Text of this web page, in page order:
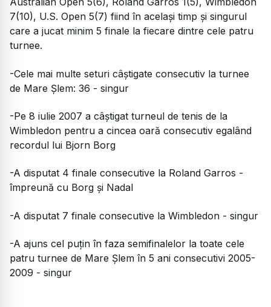
7(10), U.S. Open 5(7) fiind în același timp și singurul
care a jucat minim 5 finale la fiecare dintre cele patru
turnee.
-Cele mai multe seturi câștigate consecutiv la turnee
de Mare Șlem: 36 - singur
-Pe 8 iulie 2007 a câștigat turneul de tenis de la
Wimbledon pentru a cincea oară consecutiv egalând
recordul lui Bjorn Borg
-A disputat 4 finale consecutive la Roland Garros -
împreună cu Borg și Nadal
-A disputat 7 finale consecutive la Wimbledon - singur
-A ajuns cel puțin în faza semifinalelor la toate cele
patru turnee de Mare Șlem în 5 ani consecutivi 2005-
2009 - singur